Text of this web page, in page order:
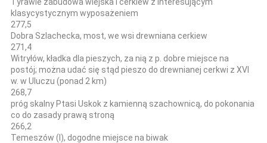
klasycystycznym wyposażeniem
277,5
Dobra Szlachecka, most, we wsi drewniana cerkiew
271,4
Witryłów, kładka dla pieszych, za nią z p. dobre miejsce na
postój; można udać się stąd pieszo do drewnianej cerkwi z XVI
w. w Uluczu (ponad 2 km)
268,7
próg skalny Ptasi Uskok z kamienną szachownicą, do pokonania
co do zasady prawą stroną
266,2
Temeszów (l), dogodne miejsce na biwak